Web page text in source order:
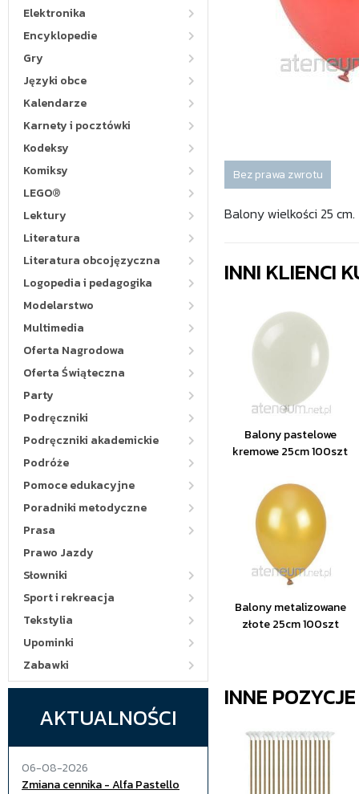
Elektronika
Encyklopedie
Gry
Języki obce
Kalendarze
Karnety i pocztówki
Kodeksy
Komiksy
LEGO®
Lektury
Literatura
Literatura obcojęzyczna
Logopedia i pedagogika
Modelarstwo
Multimedia
Oferta Nagrodowa
Oferta Świąteczna
Party
Podręczniki
Podręczniki akademickie
Podróże
Pomoce edukacyjne
Poradniki metodyczne
Prasa
Prawo Jazdy
Słowniki
Sport i rekreacja
Tekstylia
Upominki
Zabawki
AKTUALNOŚCI
06-08-2026
Zmiana cennika - Alfa Pastello
Bez prawa zwrotu
Balony wielkości 25
INNI KLIENCI
Balony pastelowe
kremowe 25cm 100szt
Balony metalizowane
złote 25cm 100szt
INNE